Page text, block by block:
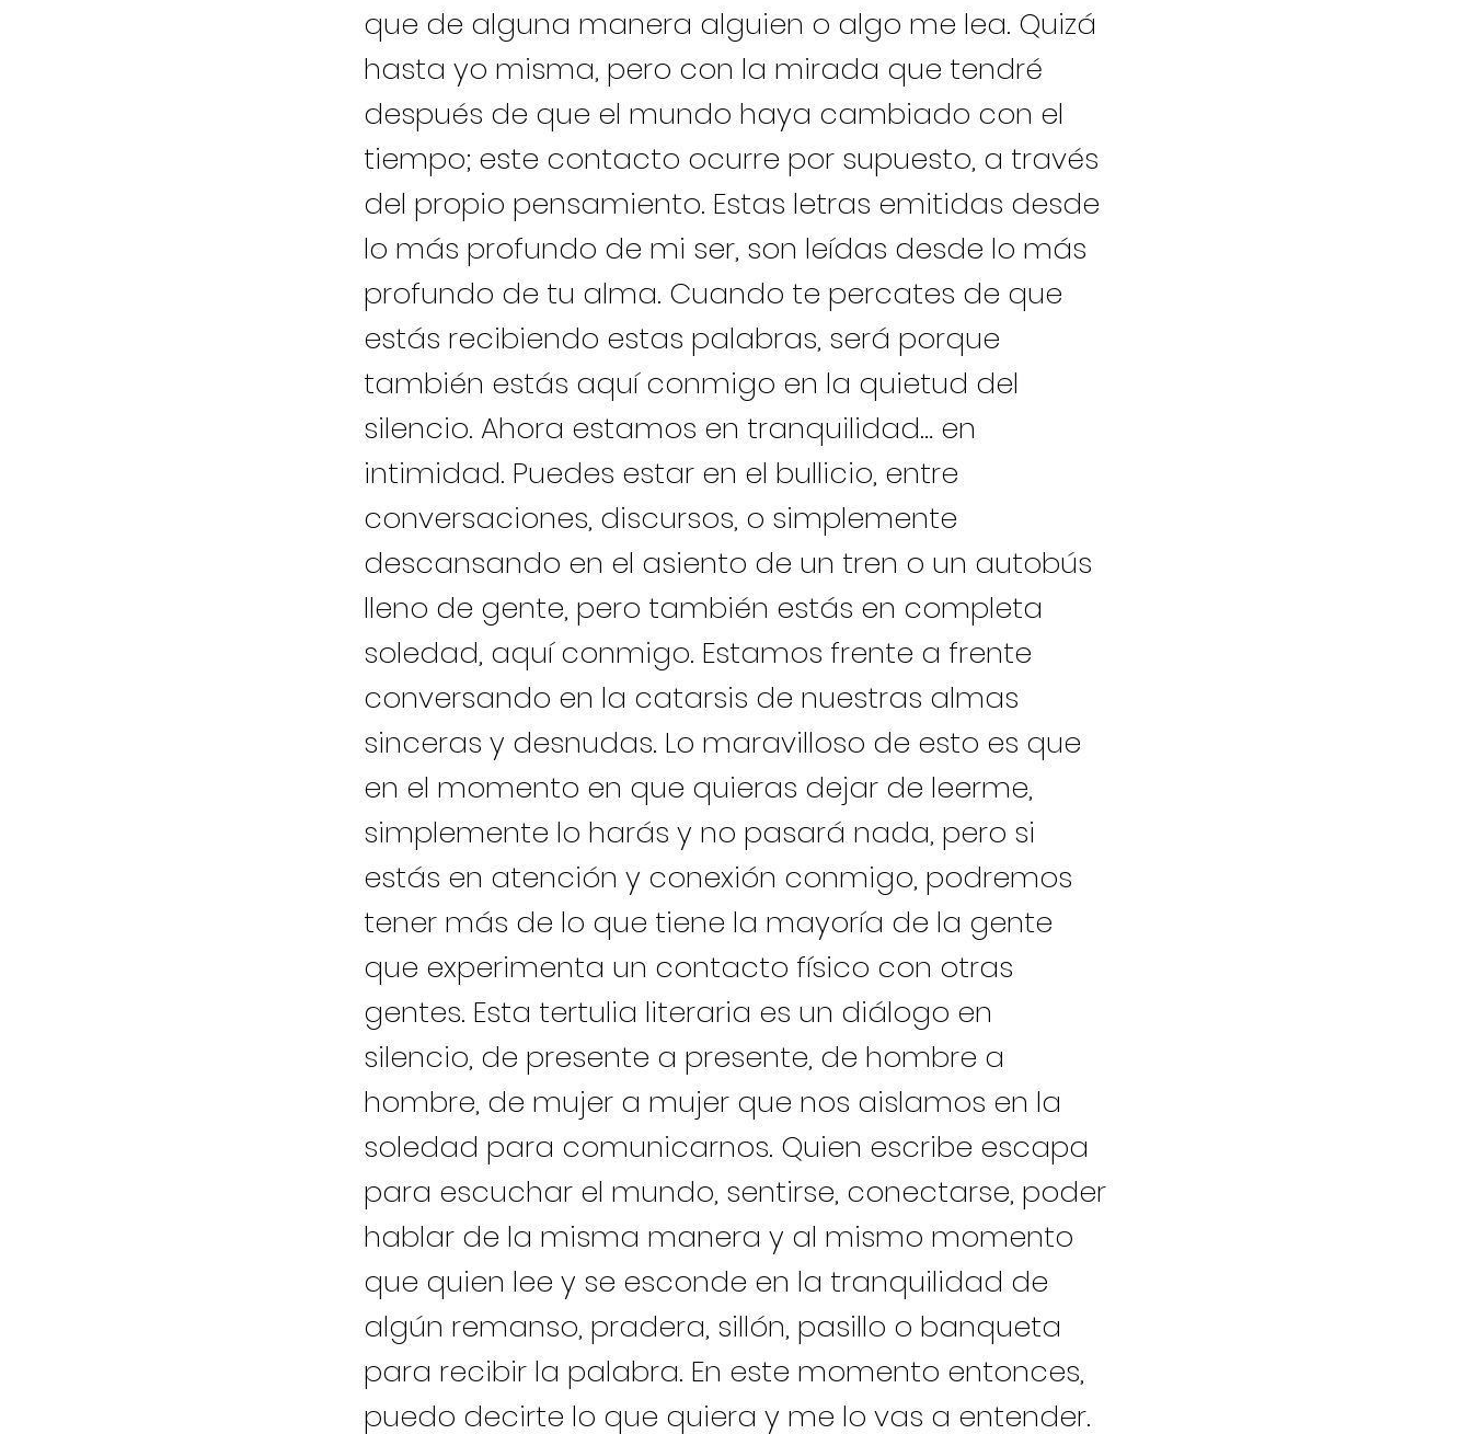
que de alguna manera alguien o algo me lea. Quizá
hasta yo misma, pero con la mirada que tendré
después de que el mundo haya cambiado con el
tiempo; este contacto ocurre por supuesto, a través
del propio pensamiento. Estas letras emitidas desde
lo más profundo de mi ser, son leídas desde lo más
profundo de tu alma. Cuando te percates de que
estás recibiendo estas palabras, será porque
también estás aquí conmigo en la quietud del
silencio. Ahora estamos en tranquilidad… en
intimidad. Puedes estar en el bullicio, entre
conversaciones, discursos, o simplemente
descansando en el asiento de un tren o un autobús
lleno de gente, pero también estás en completa
soledad, aquí conmigo. Estamos frente a frente
conversando en la catarsis de nuestras almas
sinceras y desnudas. Lo maravilloso de esto es que
en el momento en que quieras dejar de leerme,
simplemente lo harás y no pasará nada, pero si
estás en atención y conexión conmigo, podremos
tener más de lo que tiene la mayoría de la gente
que experimenta un contacto físico con otras
gentes. Esta tertulia literaria es un diálogo en
silencio, de presente a presente, de hombre a
hombre, de mujer a mujer que nos aislamos en la
soledad para comunicarnos. Quien escribe escapa
para escuchar el mundo, sentirse, conectarse, poder
hablar de la misma manera y al mismo momento
que quien lee y se esconde en la tranquilidad de
algún remanso, pradera, sillón, pasillo o banqueta
para recibir la palabra. En este momento entonces,
puedo decirte lo que quiera y me lo vas a entender.